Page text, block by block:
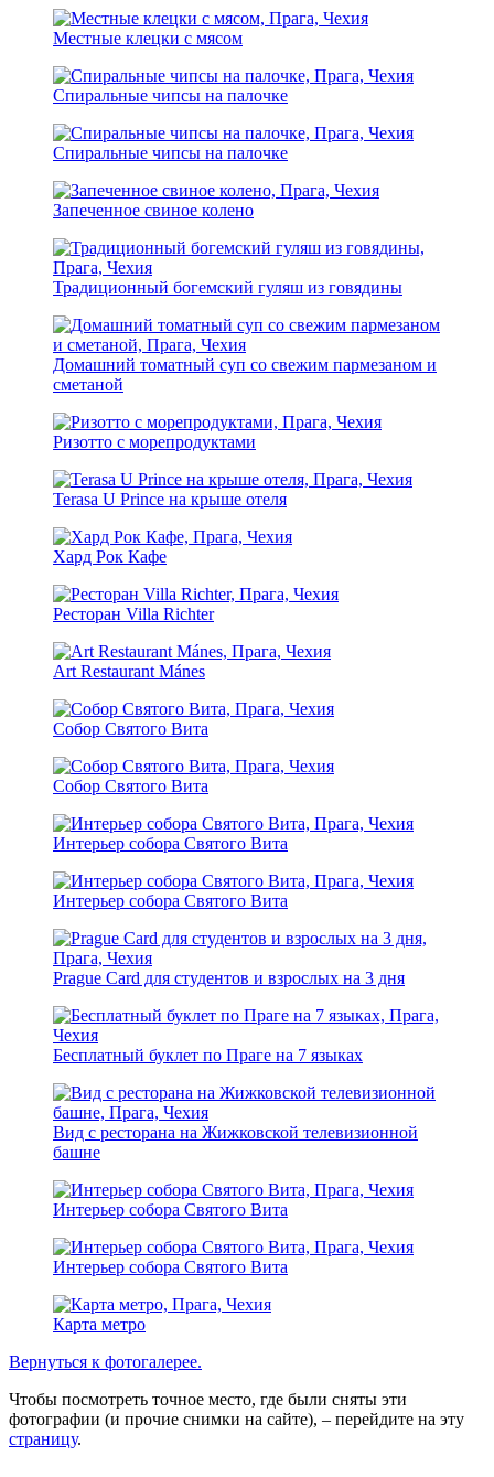
Местные клецки с мясом
Спиральные чипсы на палочке
Спиральные чипсы на палочке
Запеченное свиное колено
Традиционный богемский гуляш из говядины
Домашний томатный суп со свежим пармезаном и
сметаной
Ризотто с морепродуктами
Terasa U Prince на крыше отеля
Хард Рок Кафе
Ресторан Villa Richter
Art Restaurant Mánes
Собор Святого Вита
Собор Святого Вита
Интерьер собора Святого Вита
Интерьер собора Святого Вита
Prague Card для студентов и взрослых на 3 дня
Бесплатный буклет по Праге на 7 языках
Вид с ресторана на Жижковской телевизионной
башне
Интерьер собора Святого Вита
Интерьер собора Святого Вита
Карта метро
Вернуться к фотогалерее.
Чтобы посмотреть точное место, где были сняты эти
фотографии (и прочие снимки на сайте), – перейдите на эту
страницу.